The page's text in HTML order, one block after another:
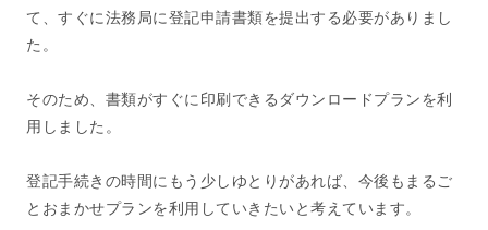
て、すぐに法務局に登記申請書類を提出する必要がありまし
た。
そのため、書類がすぐに印刷できるダウンロードプランを利
用しました。
登記手続きの時間にもう少しゆとりがあれば、今後もまるご
とおまかせプランを利用していきたいと考えています。